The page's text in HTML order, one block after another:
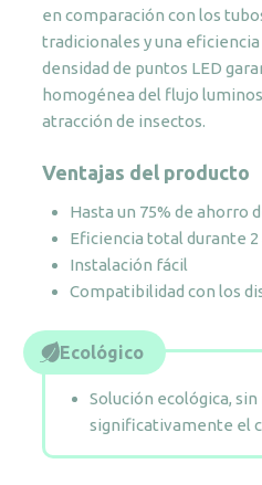
en comparación con los
tradicionales y una
densidad de puntos LED
homogénea del flujo
atracción de insectos.
Ventajas del producto
Hasta un 75% de ahorro
Eficiencia total durante 2
Instalación fácil
Compatibilidad con los
Ecológico
Solución ecológica,
significativamente el